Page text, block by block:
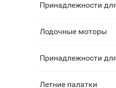
Принадлежности
Лодочные моторы
Принадлежности
Летние палатки